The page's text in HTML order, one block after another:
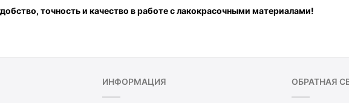
точность и качество в работе с лакокрасочными материалами!
ИНФОРМАЦИЯ ОБРАТНАЯ